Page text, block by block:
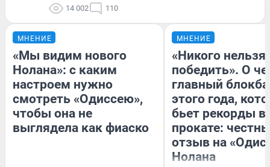
14 002 110
МНЕНИЕ
«Мы видим нового
Нолана»: с каким
настроем нужно
смотреть «Одиссею»,
чтобы она не
выглядела как фиаско
МНЕНИЕ
«Никого нельзя
победить». О
главный
этого года,
бьет рекорды в
прокате:
отзыв на
Нолана